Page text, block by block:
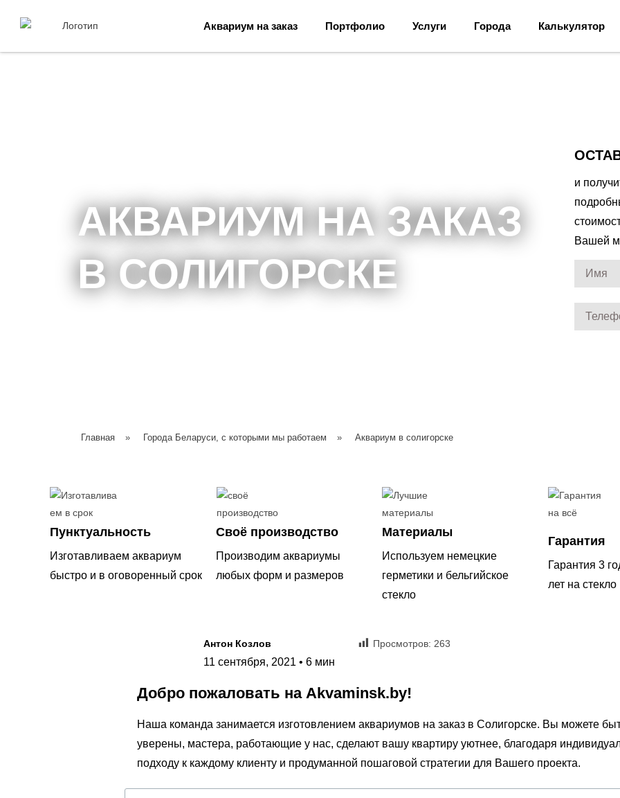
Аквариум на заказ Портфолио Услуги Города Калькулятор
АКВАРИУМ НА ЗАКАЗ
В СОЛИГОРСКЕ
и
Вашей
Главная » Города Беларуси, с которыми мы работаем » Аквариум в солигорске
Пунктуальность
Изготавливаем аквариум
быстро и в оговоренный срок
Своё производство
Производим аквариумы
любых форм и размеров
Материалы
Используем немецкие
герметики и бельгийское
стекло
Гарантия
Гарантия 3
лет на стекло
Антон Козлов
11 сентября, 2021 • 6 мин
Просмотров: 263
Добро пожаловать на Akvaminsk.by!
Наша команда занимается изготовлением аквариумов на заказ в Солигорске. Вы можете
уверены, мастера, работающие у нас, сделают вашу квартиру уютнее, благодаря
подходу к каждому клиенту и продуманной пошаговой стратегии для Вашего проекта.